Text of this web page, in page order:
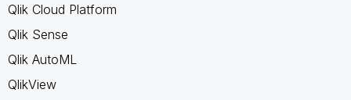
Qlik Cloud Platform
Qlik Sense
Qlik AutoML
QlikView